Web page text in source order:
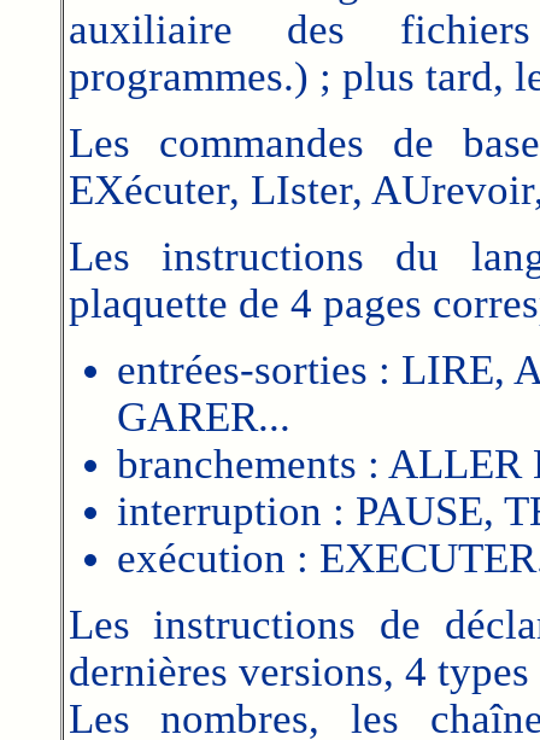
auxiliaire des
programmes.) ; plus tard,
Les commandes de
EXécuter, LIster,
Les instructions du
plaquette de 4 pages
entrées-sorties : LIRE,
GARER...
branchements :
interruption : PAUSE,
exécution :
Les instructions de
dernières versions, 4
Les nombres, les